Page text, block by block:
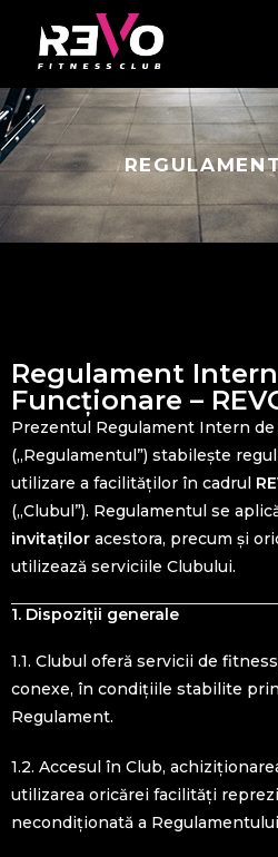
Regulament
Funcționare –
Prezentul Regulament Intern
(„Regulamentul”) stabilește
utilizare a facilităților în cadrul
(„Clubul”). Regulamentul se
invitaților acestora, precum și
utilizează serviciile Clubului.
1. Dispoziții generale
1.1. Clubul oferă servicii de
conexe, în condițiile stabilite
Regulament.
1.2. Accesul în Club,
utilizarea oricărei facilități
necondiționată a